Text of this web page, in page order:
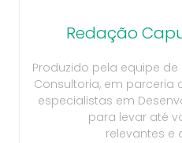
Redação
Produzido pela equipe
Consultoria, em parceria
especialistas em
para levar até
relevantes e